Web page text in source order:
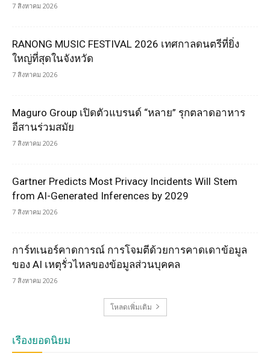
7 สิงหาคม 2026
RANONG MUSIC FESTIVAL 2026 เทศกาลดนตรีที่ยิ่ง
ใหญ่ที่สุดในจังหวัด
7 สิงหาคม 2026
Maguro Group เปิดตัวแบรนด์ “หลาย” รุกตลาดอาหาร
อีสานร่วมสมัย
7 สิงหาคม 2026
Gartner Predicts Most Privacy Incidents Will Stem
from AI-Generated Inferences by 2029
7 สิงหาคม 2026
การ์ทเนอร์คาดการณ์ การโจมตีด้วยการคาดเดาข้อมูล
ของ AI เหตุรั่วไหลของข้อมูลส่วนบุคคล
7 สิงหาคม 2026
โหลดเพิ่มเติม
เรื่องยอดนิยม